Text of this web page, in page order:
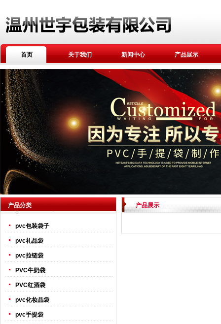
首页 关于我们 新闻中心 产品展示
产品分类
pvc包装袋子
pvc礼品袋
pvc拉链袋
PVC牛奶袋
PVC红酒袋
pvc化妆品袋
pvc手提袋
产品展示